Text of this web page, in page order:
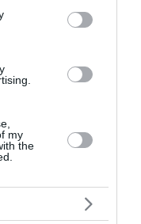
my
the
σήμερα
τη Βρετανία